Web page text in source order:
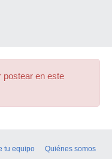
postear en este
tu equipo
Quiénes somos